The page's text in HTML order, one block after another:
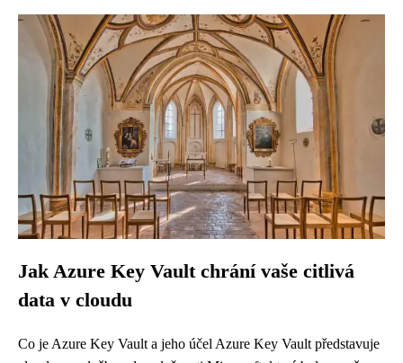
Jak Azure Key Vault chrání vaše citlivá
data v cloudu
Co je Azure Key Vault a jeho účel Azure Key Vault představuje